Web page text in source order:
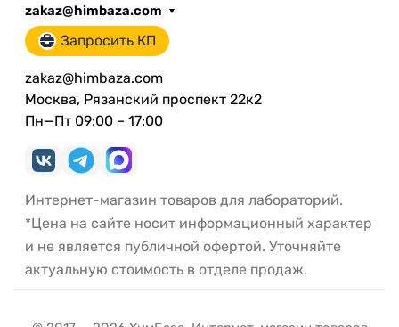
zakaz@himbaza.com
Запросить КП
zakaz@himbaza.com
Москва, Рязанский проспект 22к2
Пн—Пт 09:00 – 17:00
Интернет-магазин товаров для лабораторий.
*Цена на сайте носит информационный характер
и не является публичной офертой. Уточняйте
актуальную стоимость в отделе продаж.